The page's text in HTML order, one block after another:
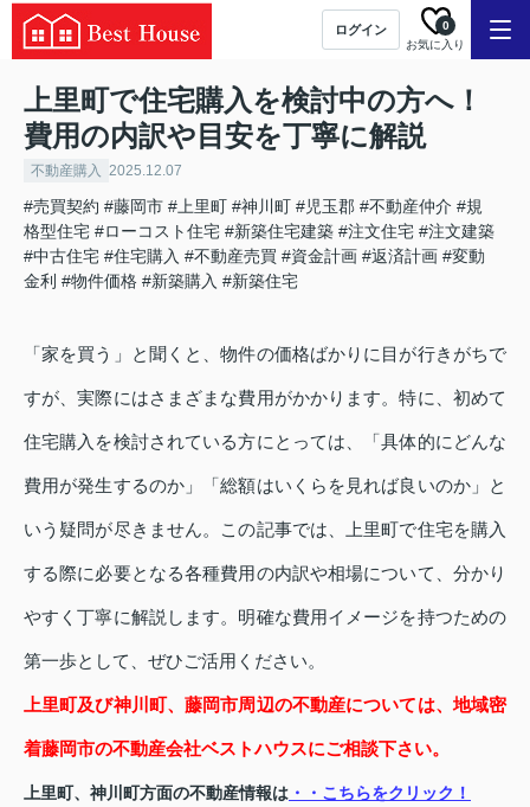
ログイン
お気に入り
0
上里町で住宅購入を検討中の方へ！
費用の内訳や目安を丁寧に解説
不動産購入 2025.12.07
#売買契約 #藤岡市 #上里町 #神川町 #児玉郡 #不動産仲介 #規
格型住宅 #ローコスト住宅 #新築住宅建築 #注文住宅 #注文建築
#中古住宅 #住宅購入 #不動産売買 #資金計画 #返済計画 #変動
金利 #物件価格 #新築購入 #新築住宅
「家を買う」と聞くと、物件の価格ばかりに目が行きがちで
すが、実際にはさまざまな費用がかかります。特に、初めて
住宅購入を検討されている方にとっては、「具体的にどんな
費用が発生するのか」「総額はいくらを見れば良いのか」と
いう疑問が尽きません。この記事では、上里町で住宅を購入
する際に必要となる各種費用の内訳や相場について、分かり
やすく丁寧に解説します。明確な費用イメージを持つための
第一歩として、ぜひご活用ください。
上里町及び神川町、藤岡市周辺の不動産については、地域密
着藤岡市の不動産会社ベストハウスにご相談下さい。
上里町、神川町方面の不動産情報は ・・こちらをクリック！